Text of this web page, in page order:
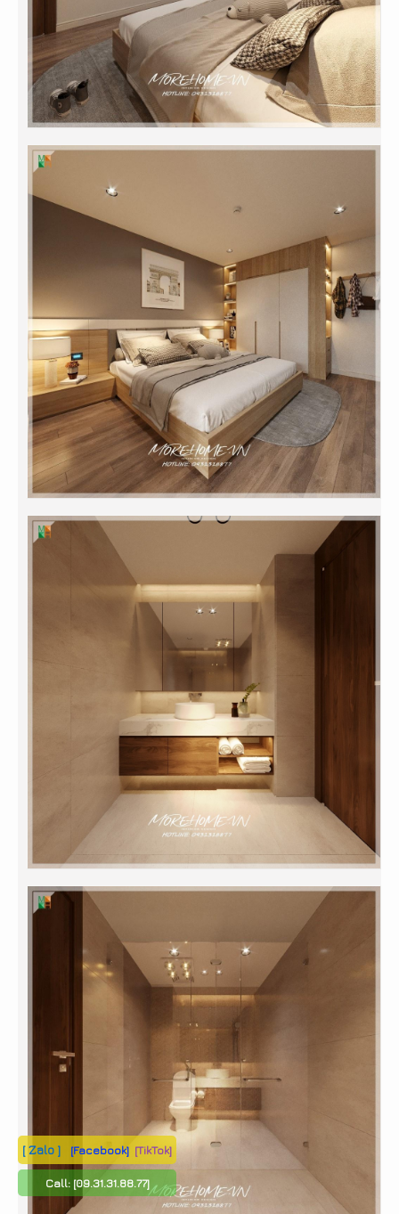
[ Zalo ] [Facebook] [TikTok]
Call: [09.31.31.88.77]